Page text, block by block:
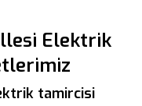
Elektrik
tamircisi